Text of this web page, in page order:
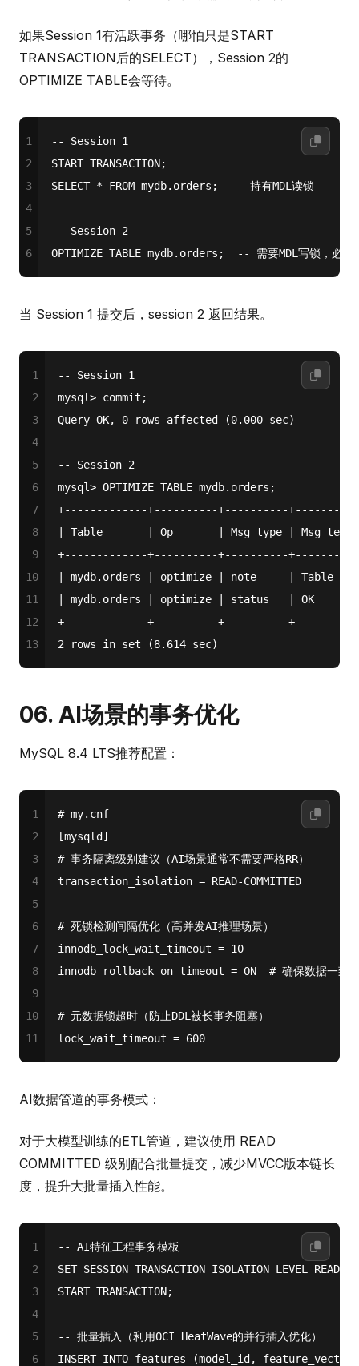
如果Session 1有活跃事务（哪怕只是START
TRANSACTION后的SELECT），Session 2的
OPTIMIZE TABLE会等待。
1
2
3
4
5
6
-- Session 1
START TRANSACTION;
SELECT * FROM mydb.orders; -- 持有MDL读锁
-- Session 2
OPTIMIZE TABLE mydb.orders; -- 需要MDL写锁，必
当 Session 1 提交后，session 2 返回结果。
1
2
3
4
5
6
7
8
9
10
11
12
13
-- Session 1
mysql> commit;
Query OK, 0 rows affected (0.000 sec)
-- Session 2
mysql> OPTIMIZE TABLE mydb.orders;
+-------------+----------+----------
| Table       | Op       | Msg_type |
+-------------+----------+----------
| mydb.orders | optimize | note     | Table
| mydb.orders | optimize | status
+-------------+----------+----------
2 rows in set (8.614 sec)
06. AI场景的事务优化
MySQL 8.4 LTS推荐配置：
1
2
3
4
5
6
7
8
9
10
11
# my.cnf
[mysqld]
# 事务隔离级别建议（AI场景通常不需要严格RR）
transaction_isolation = READ-COMMITTED
# 死锁检测间隔优化（高并发AI推理场景）
innodb_lock_wait_timeout = 10
innodb_rollback_on_timeout = ON # 确保数据一致
# 元数据锁超时（防止DDL被长事务阻塞）
lock_wait_timeout = 600
AI数据管道的事务模式：
对于大模型训练的ETL管道，建议使用 READ
COMMITTED 级别配合批量提交，减少MVCC版本链长
度，提升大批量插入性能。
1
2
3
4
5
6
-- AI特征工程事务模板
SET SESSION TRANSACTION ISOLATION LEVEL READ
START TRANSACTION;
-- 批量插入（利用OCI HeatWave的并行插入优化）
INSERT INTO features (model_id,